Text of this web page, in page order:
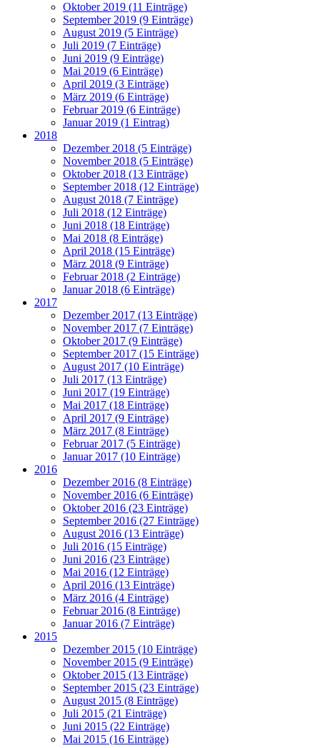
Oktober 2019 (11 Einträge)
September 2019 (9 Einträge)
August 2019 (5 Einträge)
Juli 2019 (7 Einträge)
Juni 2019 (9 Einträge)
Mai 2019 (6 Einträge)
April 2019 (3 Einträge)
März 2019 (6 Einträge)
Februar 2019 (6 Einträge)
Januar 2019 (1 Eintrag)
2018
Dezember 2018 (5 Einträge)
November 2018 (5 Einträge)
Oktober 2018 (13 Einträge)
September 2018 (12 Einträge)
August 2018 (7 Einträge)
Juli 2018 (12 Einträge)
Juni 2018 (18 Einträge)
Mai 2018 (8 Einträge)
April 2018 (15 Einträge)
März 2018 (9 Einträge)
Februar 2018 (2 Einträge)
Januar 2018 (6 Einträge)
2017
Dezember 2017 (13 Einträge)
November 2017 (7 Einträge)
Oktober 2017 (9 Einträge)
September 2017 (15 Einträge)
August 2017 (10 Einträge)
Juli 2017 (13 Einträge)
Juni 2017 (19 Einträge)
Mai 2017 (18 Einträge)
April 2017 (9 Einträge)
März 2017 (8 Einträge)
Februar 2017 (5 Einträge)
Januar 2017 (10 Einträge)
2016
Dezember 2016 (8 Einträge)
November 2016 (6 Einträge)
Oktober 2016 (23 Einträge)
September 2016 (27 Einträge)
August 2016 (13 Einträge)
Juli 2016 (15 Einträge)
Juni 2016 (23 Einträge)
Mai 2016 (12 Einträge)
April 2016 (13 Einträge)
März 2016 (4 Einträge)
Februar 2016 (8 Einträge)
Januar 2016 (7 Einträge)
2015
Dezember 2015 (10 Einträge)
November 2015 (9 Einträge)
Oktober 2015 (13 Einträge)
September 2015 (23 Einträge)
August 2015 (8 Einträge)
Juli 2015 (21 Einträge)
Juni 2015 (22 Einträge)
Mai 2015 (16 Einträge)